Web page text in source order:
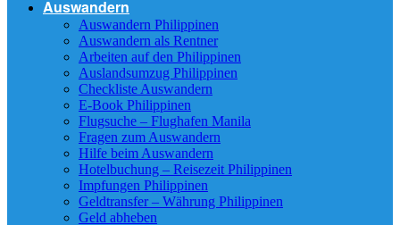
Auswandern
Auswandern Philippinen
Auswandern als Rentner
Arbeiten auf den Philippinen
Auslandsumzug Philippinen
Checkliste Auswandern
E-Book Philippinen
Flugsuche – Flughafen Manila
Fragen zum Auswandern
Hilfe beim Auswandern
Hotelbuchung – Reisezeit Philippinen
Impfungen Philippinen
Geldtransfer – Währung Philippinen
Geld abheben